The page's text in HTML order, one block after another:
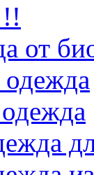
от